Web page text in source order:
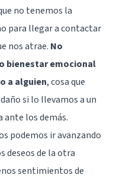
no tenemos la
para llegar a contactar
nos atrae. No
bienestar emocional
a alguien, cosa que
si lo llevamos a un
ante los demás.
podemos ir avanzando
deseos de la otra
sentimientos de